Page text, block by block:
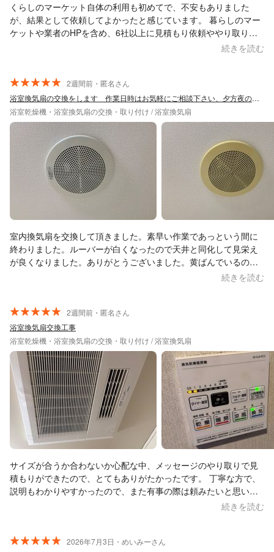
くらしのマーケット自体の利用も初めてで、不安もありました
が、結果として依頼してよかったと感じています。 暮らしのマー
ケットや業者のHPを含め、6社以上に見積もり依頼ややり取りを
しましたが、なかなか決めきれずにいました。途中からメールの
引するのが怖く、慎重に検討していました。 その中で、こちらは
終始質問にも丁寧にご対応いただき、安心してやり取りを進める
ことができました。価格面でも納得感があり、ぜひお任せしたい
と思える業者様でした。 手際よく作業してくださり、こちらの質
問に対しても丁寧に説明していただけたので、安心してお任せす
ることができました。 また、チャイムを鳴らす前にお電話でご連
絡くださるなどの細やかな配慮もあり、とてもありがたかったで
さまにもおすすめできる業者様です。
続きを読む
2週間前・匿名さん
浴室換気扇の交換をします 作業日時はお気軽にご相談下さい、夕方夜の対応も可能です
浴室乾燥機・浴室換気扇の交換・取り付け / 浴室換気扇
室内換気扇を交換して頂きました。素早い作業であっという間に
終わりました。ルーバーが白くなったので天井と同化して見栄え
が良くなりました。ありがとうございました。黄ばんでいるのは
続きを読む
2週間前・匿名さん
浴室換気扇交換工事
浴室乾燥機・浴室換気扇の交換・取り付け / 浴室換気扇
サイズが合うか合わないか心配な中、メッセージのやり取りで見
積もりができたので、とてもありがたかったです。 丁寧な方で、
説明もわかりやすかったので、また有事の際は頼みたいと思いま
続きを読む
2026年7月3日・めいみーさん